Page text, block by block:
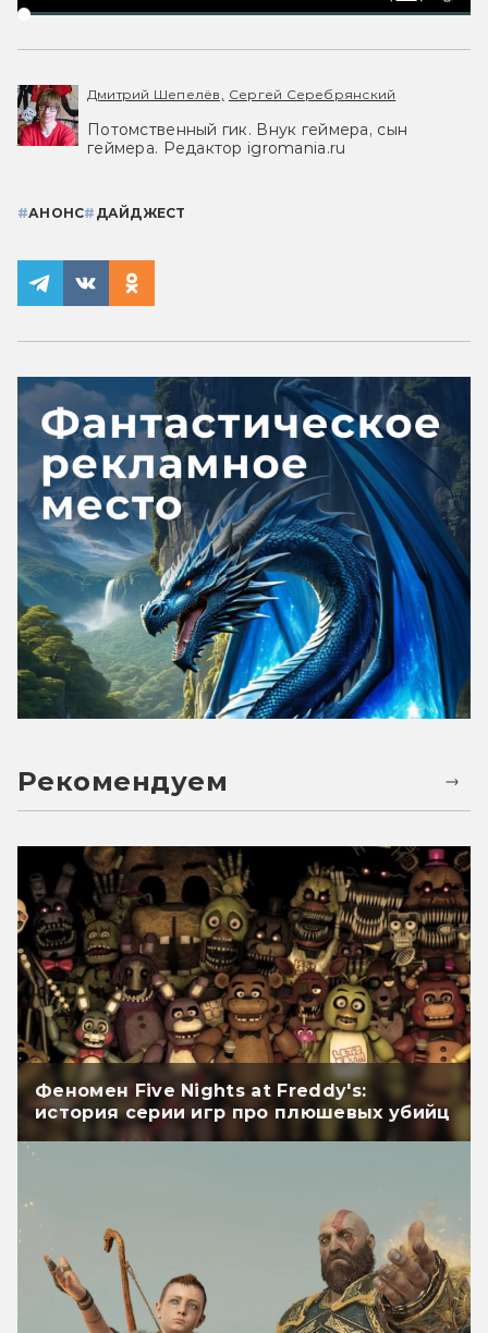
Дмитрий Шепелёв, Сергей Серебрянский
Потомственный гик. Внук геймера, сын
геймера. Редактор igromania.ru
#АНОНС# ДАЙДЖЕСТ
Рекомендуем
Феномен Five Nights at Freddy's:
история серии игр про плюшевых убийц